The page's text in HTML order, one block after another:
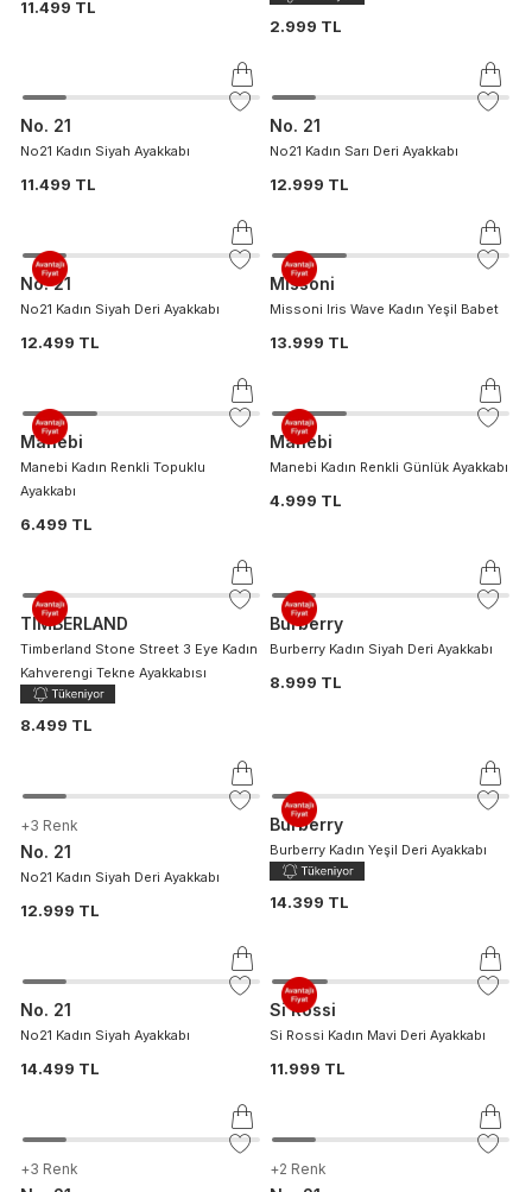
11.499 TL
2.999 TL
No. 21
No21 Kadın Siyah Ayakkabı
11.499 TL
No. 21
No21 Kadın Sarı Deri Ayakkabı
12.999 TL
No. 21
No21 Kadın Siyah Deri Ayakkabı
12.499 TL
Missoni
Missoni Iris Wave Kadın Yeşil Babet
13.999 TL
Manebi
Manebi Kadın Renkli Topuklu
Ayakkabı
6.499 TL
Manebi
Manebi Kadın Renkli Günlük Ayakkabı
4.999 TL
TIMBERLAND
Timberland Stone Street 3 Eye Kadın
Kahverengi Tekne Ayakkabısı
8.499 TL
Burberry
Burberry Kadın Siyah Deri Ayakkabı
8.999 TL
+3 Renk
No. 21
No21 Kadın Siyah Deri Ayakkabı
12.999 TL
Burberry
Burberry Kadın Yeşil Deri Ayakkabı
14.399 TL
No. 21
No21 Kadın Siyah Ayakkabı
14.499 TL
Si Rossi
Si Rossi Kadın Mavi Deri Ayakkabı
11.999 TL
+3 Renk +2 Renk